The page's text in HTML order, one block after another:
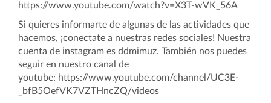
https://www.youtube.com/watch?v=X3T-wVK_56A
Si quieres informarte de algunas de las actividades que
hacemos, ¡conectate a nuestras redes sociales! Nuestra
cuenta de instagram es ddmimuz. También nos puedes
seguir en nuestro canal de
youtube: https://www.youtube.com/channel/UC3E-
_bfB5OefVK7VZTHncZQ/videos